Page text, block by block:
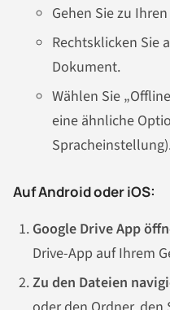
Gehen Sie zu
Rechtsklicken Sie
Dokument.
Wählen Sie
eine ähnliche
Auf Android oder iOS:
Google Drive App
Drive-App auf Ihrem
Zu den Dateien